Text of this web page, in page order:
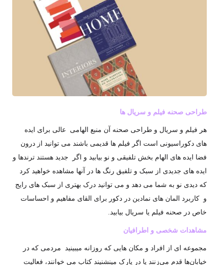
طراحی صحنه فیلم و سریال ها
هر فیلم و سریال و طراحی صحنه آن منبع الهامی عالی برای ایده
های دکوراسیونی است اگر فیلم ها قدیمی باشند می توانید از درون
فضا ایده های الهام بخش تلفیقی و نو بیابید و اگر جدید هستند ترندها و
ایده های جدیدی از سبک و تلفیق رنگ ها در آنها مشاهده خواهید کرد
که دیدی نو به شما می دهد و می توانید درک بهتری از سبک های رایج
و کاربرد المان های نمادین در دکور برای القای مفاهیم و احساسات
خاص در صحنه فیلم یا سریال بیابید.
مشاهدات شخصی و اطرافیان
مجموعه ای از افراد و مکان هایی که روزانه میبینید مردمی که در
خیابان‌ها قدم می‌زنند یا در پارک مینشنیند کتاب می خوانند، فعالیت